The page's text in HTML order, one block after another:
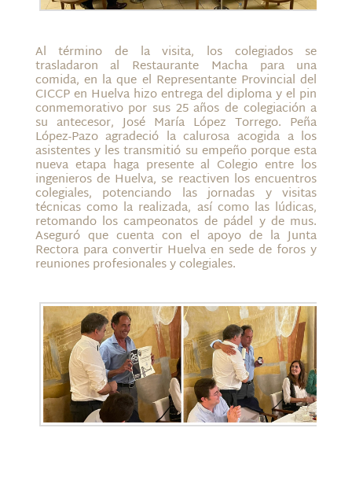
Al término de la visita, los colegiados se
trasladaron al Restaurante Macha para una
comida, en la que el Representante Provincial del
CICCP en Huelva hizo entrega del diploma y el pin
conmemorativo por sus 25 años de colegiación a
su antecesor, José María López Torrego. Peña
López-Pazo agradeció la calurosa acogida a los
asistentes y les transmitió su empeño porque esta
nueva etapa haga presente al Colegio entre los
ingenieros de Huelva, se reactiven los encuentros
colegiales, potenciando las jornadas y visitas
técnicas como la realizada, así como las lúdicas,
retomando los campeonatos de pádel y de mus.
Aseguró que cuenta con el apoyo de la Junta
Rectora para convertir Huelva en sede de foros y
reuniones profesionales y colegiales.